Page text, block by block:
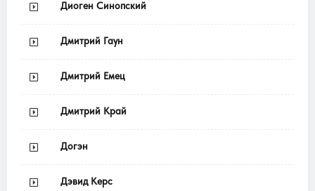
Диоген Синопский
Дмитрий Гаун
Дмитрий Емец
Дмитрий Край
Догэн
Дэвид Керс